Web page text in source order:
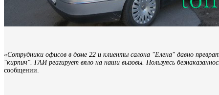
«Сотрудники офисов в доме 22 и клиенты салона "Елена" давно
"кирпич". ГАИ реагирует вяло на наши вызовы. Пользуясь
сообщении.